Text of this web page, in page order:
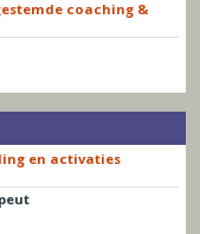
coaching &
en activaties